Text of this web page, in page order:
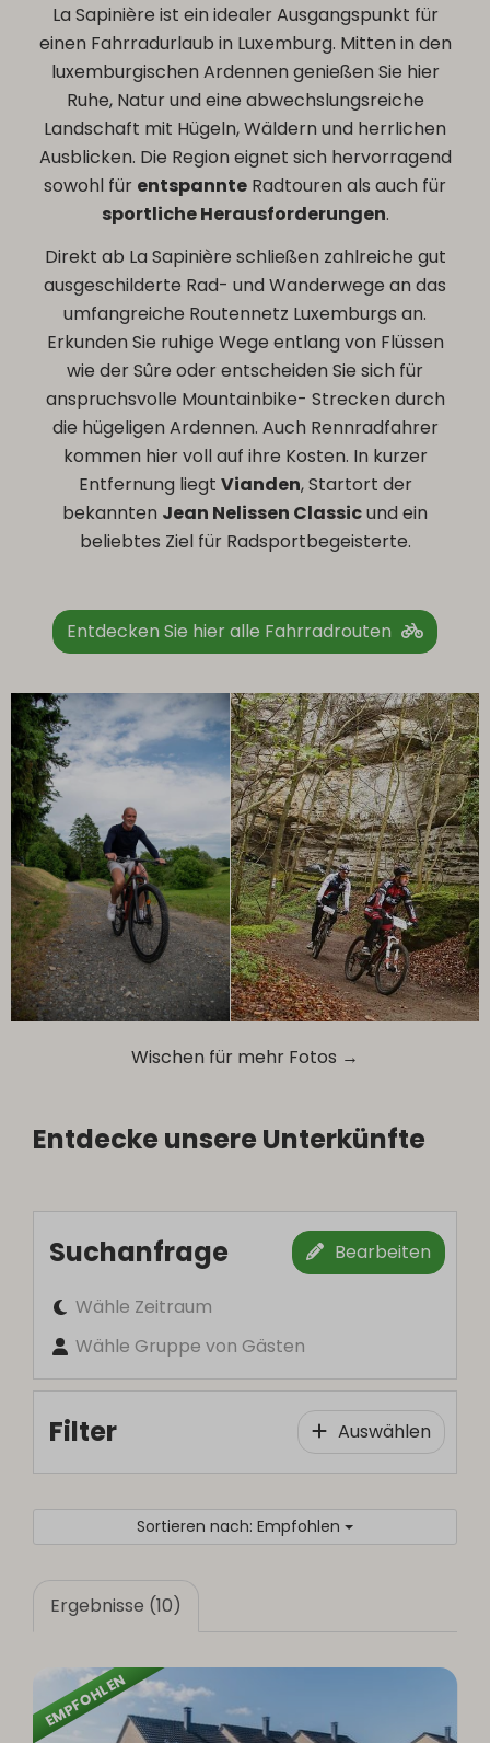
La Sapinière ist ein idealer Ausgangspunkt für
einen Fahrradurlaub in Luxemburg. Mitten in den
luxemburgischen Ardennen genießen Sie hier
Ruhe, Natur und eine abwechslungsreiche
Landschaft mit Hügeln, Wäldern und herrlichen
Ausblicken. Die Region eignet sich hervorragend
sowohl für entspannte Radtouren als auch für
sportliche Herausforderungen.
Direkt ab La Sapinière schließen zahlreiche gut
ausgeschilderte Rad- und Wanderwege an das
umfangreiche Routennetz Luxemburgs an.
Erkunden Sie ruhige Wege entlang von Flüssen
wie der Sûre oder entscheiden Sie sich für
anspruchsvolle Mountainbike- Strecken durch
die hügeligen Ardennen. Auch Rennradfahrer
kommen hier voll auf ihre Kosten. In kurzer
Entfernung liegt Vianden, Startort der
bekannten Jean Nelissen Classicund ein
beliebtes Ziel für Radsportbegeisterte.
Entdecken Sie hier alle Fahrradrouten
Wischen für mehr Fotos →
Entdecke unsere Unterkünfte
Suchanfrage Bearbeiten
Wähle Zeitraum
Wähle Gruppe von Gästen
Filter Auswählen
Sortieren nach: Empfohlen
Ergebnisse (10)
EMPFOHLEN